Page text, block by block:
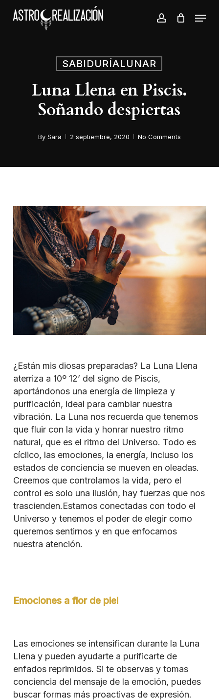
account
Menu
SABIDURÍALUNAR
Luna Llena en Piscis.
Soñando despiertas
By Sara 2 septiembre, 2020 No Comments
¿Están mis diosas preparadas? La Luna Llena
aterriza a 10º 12’ del signo de Piscis,
aportándonos una energía de limpieza y
purificación, ideal para cambiar nuestra
vibración. La Luna nos recuerda que tenemos
que fluir con la vida y honrar nuestro ritmo
natural, que es el ritmo del Universo. Todo es
cíclico, las emociones, la energía, incluso los
estados de conciencia se mueven en oleadas.
Creemos que controlamos la vida, pero el
control es solo una ilusión, hay fuerzas que nos
trascienden.Estamos conectadas con todo el
Universo y tenemos el poder de elegir como
queremos sentirnos y en que enfocamos
nuestra atención.
Emociones a flor de piel
Las emociones se intensifican durante la Luna
Llena y pueden ayudarte a purificarte de
enfados reprimidos. Si te observas y tomas
conciencia del mensaje de la emoción, puedes
buscar formas más proactivas de expresión.